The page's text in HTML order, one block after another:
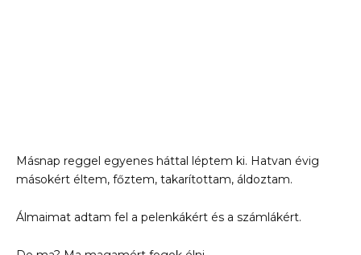
Másnap reggel egyenes háttal léptem ki. Hatvan évig
másokért éltem, főztem, takarítottam, áldoztam.
Álmaimat adtam fel a pelenkákért és a számlákért.